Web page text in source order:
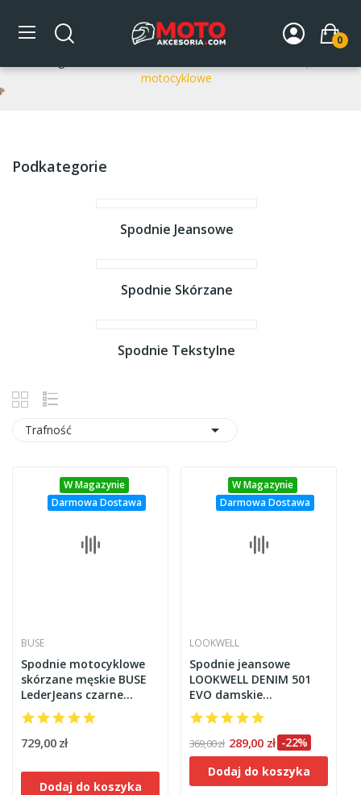
0
Spodnie motocyklowe
motocyklowe
Podkategorie
Spodnie Jeansowe
Spodnie Skórzane
Spodnie Tekstylne
Trafność 
W Magazynie
Darmowa Dostawa
BUSE
Spodnie motocyklowe
skórzane męskie BUSE
LederJeans czarne
104100
729,00 zł
Dodaj do koszyka
W Magazynie
Darmowa Dostawa
LOOKWELL
Spodnie jeansowe
LOOKWELL DENIM 501
EVO damskie
standardowe jasne
369,00 zł 289,00 zł -22%
Dodaj do koszyka